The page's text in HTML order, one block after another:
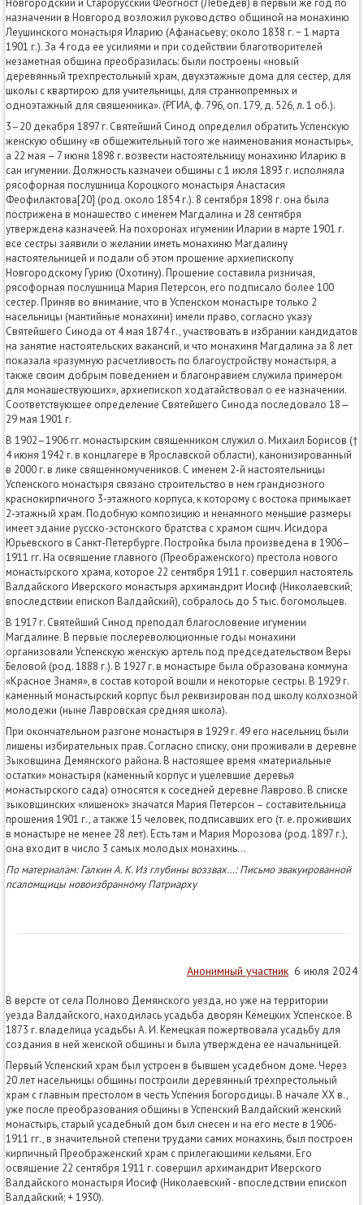
назначении в Новгород возложил руководство общиной на монахиню
Леушинского монастыря Иларию (Афанасьеву; около 1838 г. − 1 марта
1901 г.). За 4 года ее усилиями и при содействии благотворителей
незаметная община преобразилась: были построены «новый
деревянный трехпрестольный храм, двухэтажные дома для сестер, для
школы с квартирою для учительницы, для страннопремных и
одноэтажный для священника». (РГИА, ф. 796, оп. 179, д. 526, л. 1 об.).
3–20 декабря 1897 г. Святейший Синод определил обратить Успенскую
женскую общину «в общежительный того же наименования монастырь»,
а 22 мая – 7 июня 1898 г. возвести настоятельницу монахиню Иларию в
сан игумении. Должность казначеи общины с 1 июля 1893 г. исполняла
рясофорная послушница Короцкого монастыря Анастасия
Феофилактова[20] (род. около 1854 г.). 8 сентября 1898 г. она была
пострижена в монашество с именем Магдалина и 28 сентября
утверждена казначеей. На похоронах игумении Иларии в марте 1901 г.
все сестры заявили о желании иметь монахиню Магдалину
настоятельницей и подали об этом прошение архиепископу
Новгородскому Гурию (Охотину). Прошение составила ризничая,
рясофорная послушница Мария Петерсон, его подписало более 100
сестер. Приняв во внимание, что в Успенском монастыре только 2
насельницы (мантийные монахини) имели право, согласно указу
Святейшего Синода от 4 мая 1874 г., участвовать в избрании кандидатов
на занятие настоятельских вакансий, и что монахиня Магдалина за 8 лет
показала «разумную расчетливость по благоустройству монастыря, а
также своим добрым поведением и благонравием служила примером
для монашествующих», архиепископ ходатайствовал о ее назначении.
Соответствующее определение Святейшего Синода последовало 18—
29 мая 1901 г.
В 1902–1906 гг. монастырским священником служил о. Михаил Борисов (†
4 июня 1942 г. в концлагере в Ярославской области), канонизированный
в 2000 г. в лике священномучеников. С именем 2-й настоятельницы
Успенского монастыря связано строительство в нем грандиозного
краснокирпичного 3-этажного корпуса, к которому с востока примыкает
2-этажный храм. Подобную композицию и ненамного меньшие размеры
имеет здание русско-эстонского братства с храмом сщмч. Исидора
Юрьевского в Санкт-Петербурге. Постройка была произведена в 1906–
1911 гг. На освящение главного (Преображенского) престола нового
монастырского храма, которое 22 сентября 1911 г. совершил настоятель
Валдайского Иверского монастыря архимандрит Иосиф (Николаевский;
впоследствии епископ Валдайский), собралось до 5 тыс. богомольцев.
В 1917 г. Святейший Синод преподал благословение игумении
Магдалине. В первые послереволюционные годы монахини
организовали Успенскую женскую артель под председательством Веры
Беловой (род. 1888 г.). В 1927 г. в монастыре была образована коммуна
«Красное Знамя», в состав которой вошли и некоторые сестры. В 1929 г.
каменный монастырский корпус был реквизирован под школу колхозной
молодежи (ныне Лавровская средняя школа).
При окончательном разгоне монастыря в 1929 г. 49 его насельниц были
лишены избирательных прав. Согласно списку, они проживали в деревне
Зыковщина Демянского района. В настоящее время «материальные
остатки» монастыря (каменный корпус и уцелевшие деревья
монастырского сада) относятся к соседней деревне Лаврово. В списке
зыковщинских «лишенок» значатся Мария Петерсон – составительница
прошения 1901 г., а также 15 человек, подписавших его (т. е. проживших
в монастыре не менее 28 лет). Есть там и Мария Морозова (род. 1897 г.),
она входит в число 3 самых молодых монахинь...
По материалам: Галкин А. К. Из глубины воззвах…: Письмо эвакуированной
псаломщицы новоизбранному Патриарху
Анонимный участник 6 июля 2024
В версте от села Полново Демянского уезда, но уже на территории
уезда Валдайского, находилась усадьба дворян Кемецких Успенское. В
1873 г. владелица усадьбы А. И. Кемецкая пожертвовала усадьбу для
создания в ней женской общины и была утверждена ее начальницей.
Первый Успенский храм был устроен в бывшем усадебном доме. Через
20 лет насельницы общины построили деревянный трехпрестольный
храм с главным престолом в честь Успения Богородицы. В начале ХХ в.,
уже после преобразования общины в Успенский Валдайский женский
монастырь, старый усадебный дом был снесен и на его месте в 1906-
1911 гг., в значительной степени трудами самих монахинь, был построен
кирпичный Преображенский храм с прилегающими кельями. Его
освящение 22 сентября 1911 г. совершил архимандрит Иверского
Валдайского монастыря Иосиф (Николаевский - впоследствии епископ
Валдайский; + 1930).